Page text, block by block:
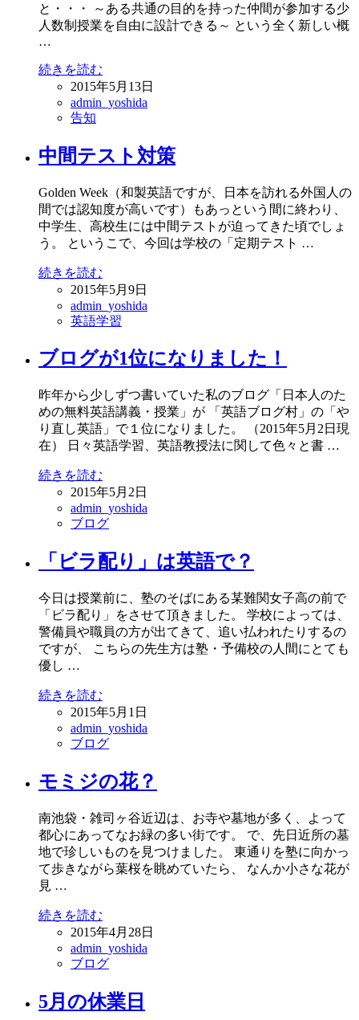
と・・・ ～ある共通の目的を持った仲間が参加する少
人数制授業を自由に設計できる～ という全く新しい概
…
続きを読む
2015年5月13日
admin_yoshida
告知
中間テスト対策
Golden Week（和製英語ですが、日本を訪れる外国人の
間では認知度が高いです）もあっという間に終わり、
中学生、高校生には中間テストが迫ってきた頃でしょ
う。 というこで、今回は学校の「定期テスト …
続きを読む
2015年5月9日
admin_yoshida
英語学習
ブログが1位になりました！
昨年から少しずつ書いていた私のブログ「日本人のた
めの無料英語講義・授業」が 「英語ブログ村」の「や
り直し英語」で１位になりました。 （2015年5月2日現
在） 日々英語学習、英語教授法に関して色々と書 …
続きを読む
2015年5月2日
admin_yoshida
ブログ
「ビラ配り」は英語で？
今日は授業前に、塾のそばにある某難関女子高の前で
「ビラ配り」をさせて頂きました。 学校によっては、
警備員や職員の方が出てきて、追い払われたりするの
ですが、 こちらの先生方は塾・予備校の人間にとても
優し …
続きを読む
2015年5月1日
admin_yoshida
ブログ
モミジの花？
南池袋・雑司ヶ谷近辺は、お寺や墓地が多く、よって
都心にあってなお緑の多い街です。 で、先日近所の墓
地で珍しいものを見つけました。 東通りを塾に向かっ
て歩きながら葉桜を眺めていたら、 なんか小さな花が
見 …
続きを読む
2015年4月28日
admin_yoshida
ブログ
5月の休業日